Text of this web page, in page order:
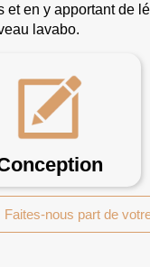
en y apportant de
lavabo.
Faites-nous part de